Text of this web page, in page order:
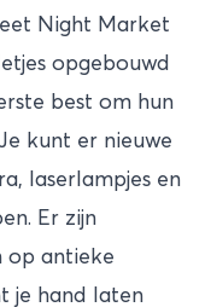
Night Market
opgebouwd
best om hun
kunt er nieuwe
laserlampjes en
Er zijn
op antieke
je hand laten